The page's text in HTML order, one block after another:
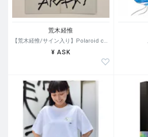
荒木経惟
¥ ASK